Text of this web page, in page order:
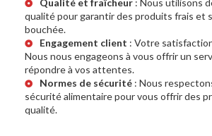
Qualité et fraîcheur : Nous utilisons
qualité pour garantir des produits frais et
bouchée.
Engagement client : Votre
Nous nous engageons à vous offrir un
répondre à vos attentes.
Normes de sécurité : Nous
sécurité alimentaire pour vous offrir des
qualité.